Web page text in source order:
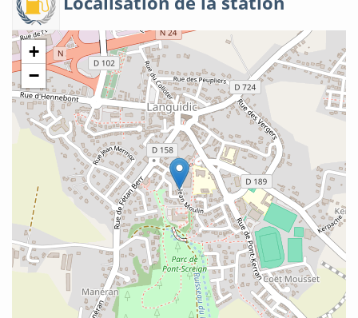
+
−